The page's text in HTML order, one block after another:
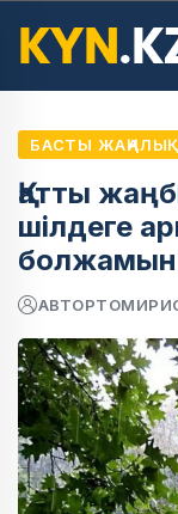
БАСТЫ
Қатты
шілдеге
АВТОР